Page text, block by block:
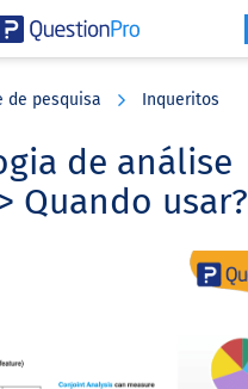
de pesquisa Inqueritos
de análise
Quando usar?